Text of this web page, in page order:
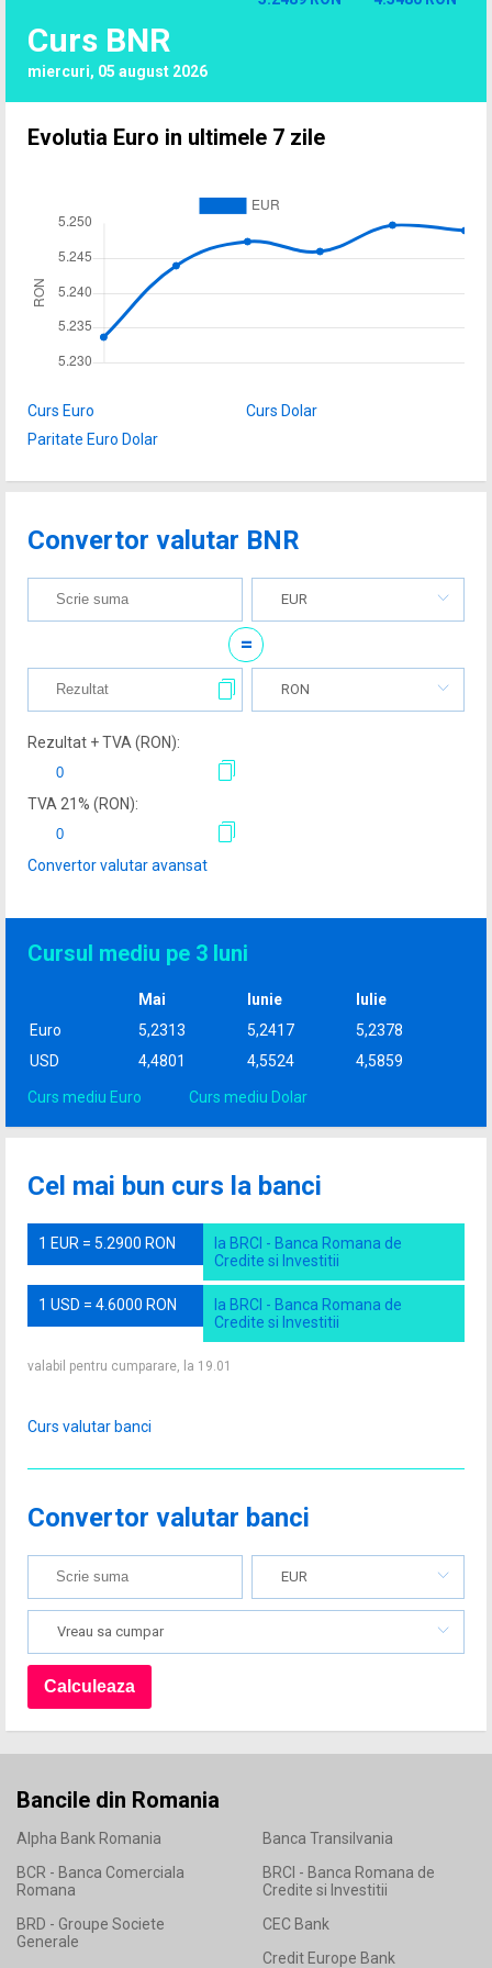
Curs BNR
miercuri, 05 august 2026
Evolutia Euro in ultimele 7 zile
Curs Euro
Curs Dolar
Paritate Euro Dolar
Convertor valutar BNR
EUR
=
RON
Rezultat + TVA (RON):
TVA 21% (RON):
Convertor valutar avansat
Cursul mediu pe 3 luni
Mai Iunie
Iulie
Euro
5,2313 5,2417
5,2378
USD
4,4801 4,5524 4,5859
Curs mediu Euro Curs mediu Dolar
Cel mai bun curs la banci
1 EUR = 5.2900 RON
la BRCI - Banca Romana de
Credite si Investitii
1 USD = 4.6000 RON
la BRCI - Banca Romana de
Credite si Investitii
valabil pentru cumparare, la 19.01
Curs valutar banci
Convertor valutar banci
EUR
Vreau sa cumpar
Bancile din Romania
Alpha Bank Romania
Banca Transilvania
BCR - Banca Comerciala
Romana
BRCI - Banca Romana de
Credite si Investitii
BRD - Groupe Societe
Generale
CEC Bank
Credit Europe Bank